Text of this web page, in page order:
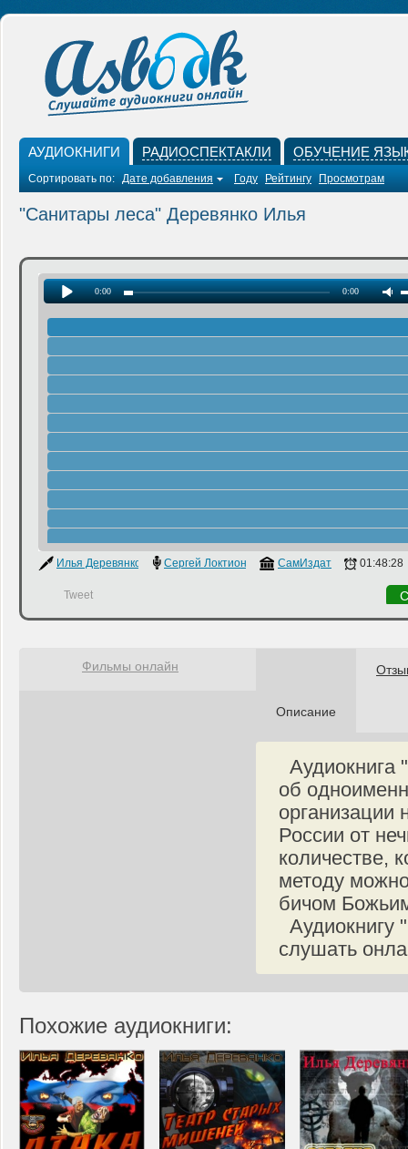
АУДИОКНИГИ РАДИОСПЕКТАКЛИ ОБУЧЕНИЕ
Сортировать по: Дате добавления Году Рейтингу Просмотрам
"Санитары леса" Деревянко Илья
0:00 0:00
Илья Деревянко Сергей Локтионов СамИздат 01:48:28
Tweet
Описание
Аудиокнига
об
организации
России от
количестве,
методу
бичом
Аудиокнигу
слушать
Фильмы онлайн
Похожие аудиокниги: